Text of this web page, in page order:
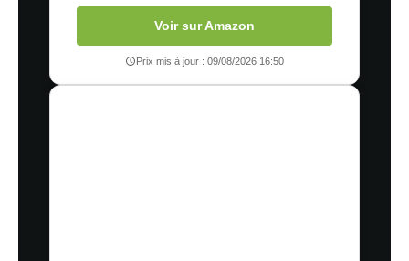
Voir sur Amazon
Prix mis à jour : 09/08/2026 16:50